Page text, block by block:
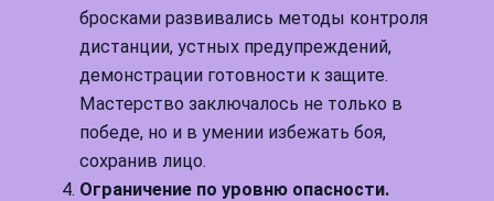
бросками развивались методы контроля
дистанции, устных предупреждений,
демонстрации готовности к защите.
Мастерство заключалось не только в
победе, но и в умении избежать боя,
сохранив лицо.
Ограничение по уровню опасности.